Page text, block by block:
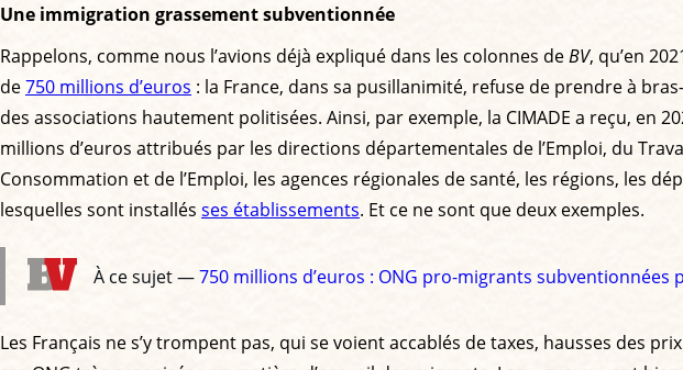
Une immigration grassement subventionnée
Rappelons, comme nous l’avions déjà expliqué dans les colonnes deBV, qu’en
de750 millions d’euros : la France, dans sa pusillanimité, refuse de prendre à
des associations hautement politisées. Ainsi, par exemple, la CIMADE a reçu, en
millions d’euros attribués par les directions départementales de l’Emploi, du
Consommation et de l’Emploi, les agences régionales de santé, les régions, les
lesquelles sont installés ses établissements. Et ce ne sont que deux exemples.
À ce sujet —750 millions d’euros : ONG pro-migrants subventionnées
Les Français ne s’y trompent pas, qui se voient accablés de taxes, hausses des